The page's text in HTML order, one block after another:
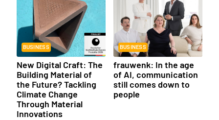
BUSINESS
New Digital Craft: The
Building Material of
the Future? Tackling
Climate Change
Through Material
Innovations
BUSINESS
frauwenk: In the age
of AI, communication
still comes down to
people